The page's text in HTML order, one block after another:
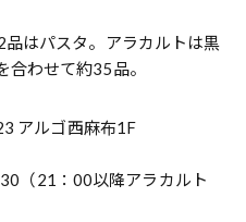
はパスタ。アラカルトは黒
わせて約35品。
アルゴ西麻布1F
（21：00以降アラカルト